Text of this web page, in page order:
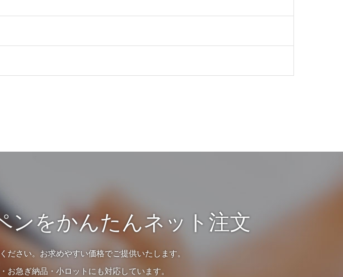
ンをかんたんネット注文
さい。お求めやすい価格でご提供いたします。
急ぎ納品・小ロットにも対応しています。